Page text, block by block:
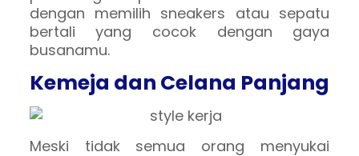
dengan memilih sneakers atau sepatu
bertali yang cocok dengan gaya
busanamu.
Kemeja dan Celana Panjang
Meski tidak semua orang menyukai